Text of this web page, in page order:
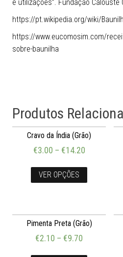
e utilizações”. Fundação Calouste
https://pt.wikipedia.org/wiki/
https://www.eucomosim.com/
sobre-baunilha
Produtos
Cravo da Índia (Grão)
€3.00 – €14.20
VER OPÇÕES
Pimenta Preta (Grão)
€2.10 –€9.70